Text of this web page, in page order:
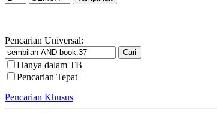
Pencarian Universal:
Hanya dalam TB
Pencarian Tepat
Pencarian Khusus